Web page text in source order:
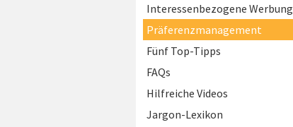
Interessenbezogene Werbung
Präferenzmanagement
Fünf Top-Tipps
FAQs
Hilfreiche Videos
Jargon-Lexikon